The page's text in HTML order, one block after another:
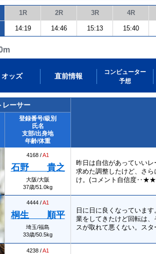
1R 2R 3R 4R
14:19 14:46 15:13 15:40
オッズ 直前情報
コンピューター
予想
レーサー
登録番号/級別
氏名
支部/出身地
年齢/体重
4168 /A1
石野 貴之
大阪/大阪
37歳/51.0kg
昨日は自信があっていい
求めた調整したけど、さ
け。(コメント自信度
4444 /A1
桐生 順平
埼玉/福島
33歳/50.5kg
日に日に良くなっていま
業をしてきたけど回転は
スが取れて悪くない。ス
4238 /A1